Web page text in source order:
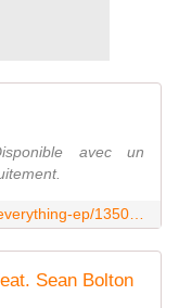
avec un
Sean Bolton